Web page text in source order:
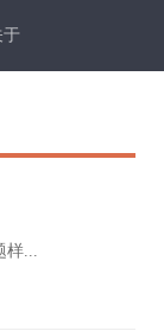
于
样...